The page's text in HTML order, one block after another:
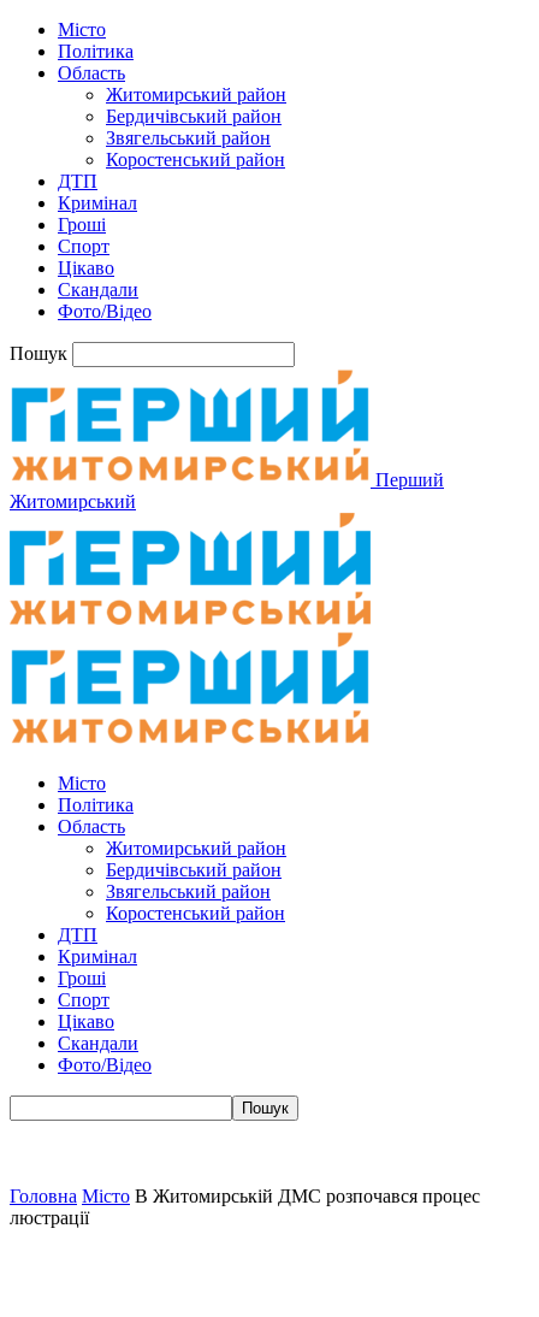
Місто
Політика
Область
Житомирський район
Бердичівський район
Звягельський район
Коростенський район
ДТП
Кримінал
Гроші
Спорт
Цікаво
Скандали
Фото/Відео
Пошук
Перший
Житомирський
Місто
Політика
Область
Житомирський район
Бердичівський район
Звягельський район
Коростенський район
ДТП
Кримінал
Гроші
Спорт
Цікаво
Скандали
Фото/Відео
Головна Місто В Житомирській ДМС розпочався процес
люстрації